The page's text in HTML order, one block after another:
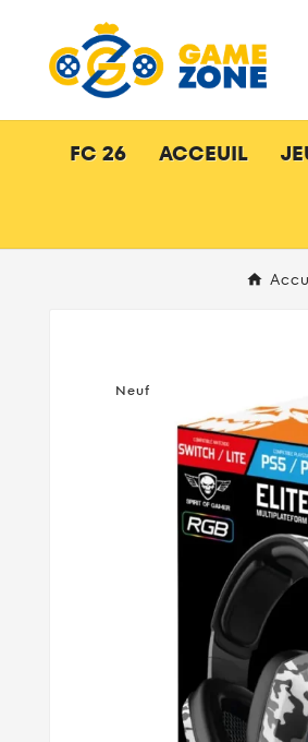
FC 26 ACCEUIL
Neuf